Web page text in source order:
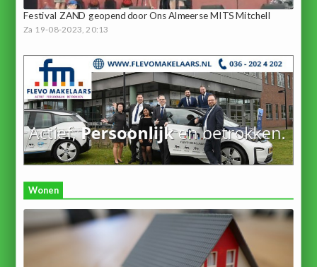
Festival ZAND geopend door Ons Almeerse MITS Mitchell
Za 19-08-2023, 20:13
Wonen